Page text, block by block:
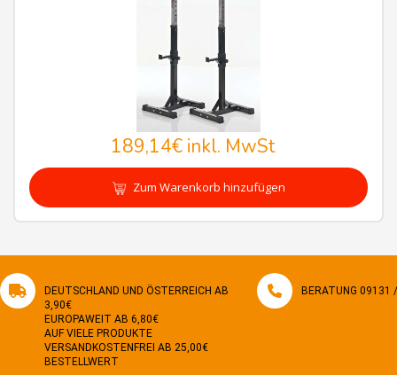
189,14€inkl. MwSt
Zum Warenkorb hinzufügen
DEUTSCHLAND UND ÖSTERREICH AB
3,90€
EUROPAWEIT AB 6,80€
AUF VIELE PRODUKTE
VERSANDKOSTENFREI AB 25,00€
BESTELLWERT
BERATUNG 09131